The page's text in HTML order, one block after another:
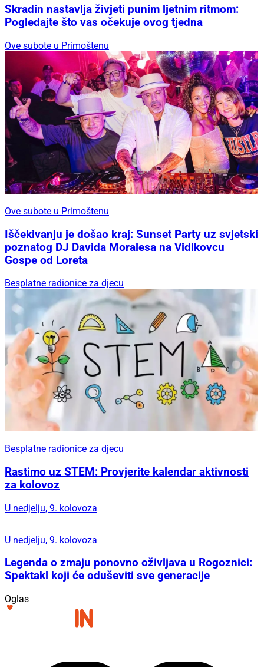
Skradin nastavlja živjeti punim ljetnim ritmom:
Pogledajte što vas očekuje ovog tjedna
Ove subote u Primoštenu
Ove subote u Primoštenu
Iščekivanju je došao kraj: Sunset Party uz svjetski
poznatog DJ Davida Moralesa na Vidikovcu
Gospe od Loreta
Besplatne radionice za djecu
Besplatne radionice za djecu
Rastimo uz STEM: Provjerite kalendar aktivnosti
za kolovoz
U nedjelju, 9. kolovoza